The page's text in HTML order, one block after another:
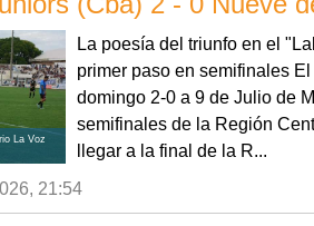
La Voz
La poesía del triunfo en el
primer paso en semifinales
domingo 2-0 a 9 de Julio de
semifinales de la Región
llegar a la final de la R...
21:54